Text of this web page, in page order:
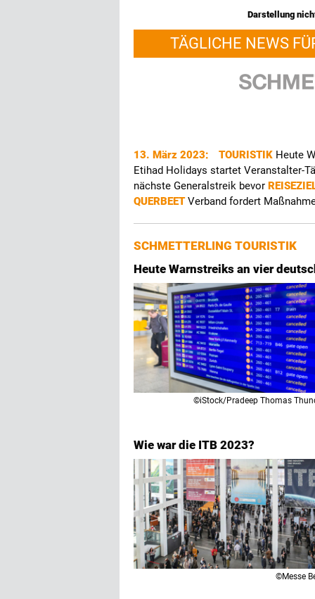
Darstellung
TÄGLICHE NEWS
13. März 2023: TOURISTIK Heute
Etihad Holidays startet Veranstalter-
nächste Generalstreik bevor
QUERBEETVerband fordert
SCHMETTERLING TOURISTIK
Heute Warnstreiks an vier
©iStock/Pradeep Thomas
Wie war die ITB 2023?
©Messe